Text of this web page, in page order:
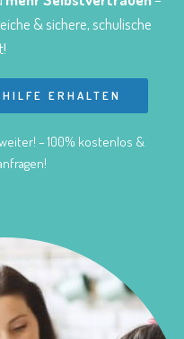
& sichere, schulische
ERHALTEN
– 100% kostenlos &